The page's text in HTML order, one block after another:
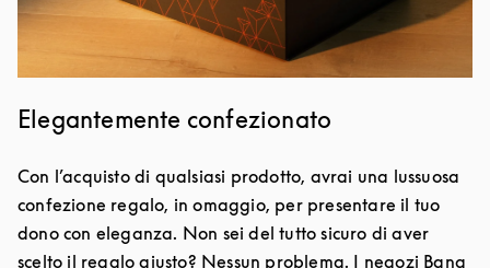
Elegantemente confezionato
Con l’acquisto di qualsiasi prodotto, avrai una lussuosa
confezione regalo, in omaggio, per presentare il tuo
dono con eleganza. Non sei del tutto sicuro di aver
scelto il regalo giusto? Nessun problema. I negozi Bang